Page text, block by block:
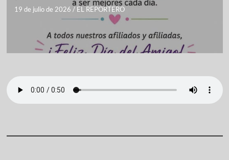
19 de julio de 2026 / EL REPORTERO